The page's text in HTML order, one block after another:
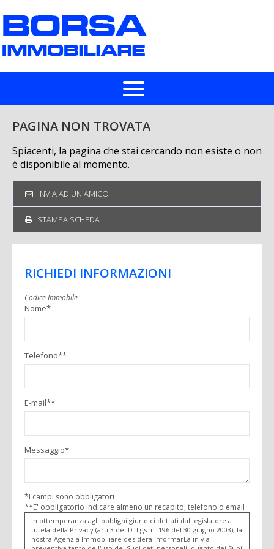
IN VENDITA
IN AFFITTO
CHI SIAMO
LASCIA UNA RICHIESTA
PROPONI UN IMMOBILE
CONTATTI
PAGINA NON TROVATA
Spiacenti, la pagina che stai cercando non esiste o non
è disponibile al momento.
INVIA AD UN AMICO
STAMPA SCHEDA
RICHIEDI INFORMAZIONI
Codice Immobile
Nome*
Telefono**
E-mail**
Messaggio*
*I campi sono obbligatori
**E' obbligatorio indicare almeno un recapito, telefono o email
In ottemperanza agli obblighi giuridici dettati dal legislatore a
tutela della Privacy (arti 3 del D. Lgs. n. 196 del 30 giugno 2003), la
nostra Agenzia Immobiliare desidera informarLa in via